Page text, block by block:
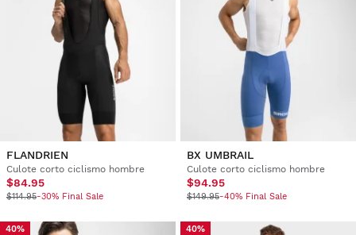
FLANDRIEN
Culote corto ciclismo hombre
$84.95
$114.95-30% Final Sale
BX UMBRAIL
Culote corto ciclismo hombre
$94.95
$149.95-40% Final Sale
40% 40%